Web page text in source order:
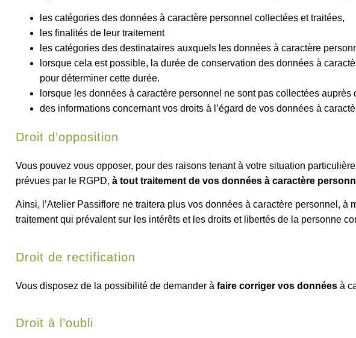
les catégories des données à caractère personnel collectées et traitées,
les finalités de leur traitement
les catégories des destinataires auxquels les données à caractère
lorsque cela est possible, la durée de conservation des données à
pour déterminer cette durée.
lorsque les données à caractère personnel ne sont pas collectées
des informations concernant vos droits à l’égard de vos données à
Droit d’opposition
Vous pouvez vous opposer, pour des raisons tenant à votre situation
prévues par le RGPD, à tout traitement de vos données à caractère
Ainsi, l’Atelier Passiflore ne traitera plus vos données à caractère personnel,
traitement qui prévalent sur les intérêts et les droits et libertés de la personne
Droit de rectification
Vous disposez de la possibilité de demander à faire corriger vos données à
Droit à l’oubli